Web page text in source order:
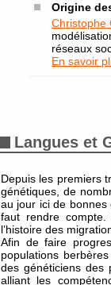
Origine
Christophe
réseaux
En savoir
Langues et
Depuis les premiers
génétiques, de
au jour ici de bonnes
faut rendre
l’histoire des
Afin de faire
populations
des généticiens des
alliant les